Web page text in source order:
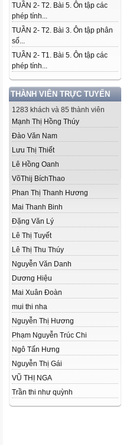
TUẦN 2- T2. Bài 5. Ôn tập các
phép tính...
TUẦN 2- T2. Bài 3. Ôn tập phân
số...
TUẦN 2- T1. Bài 5. Ôn tập các
phép tính...
THÀNH VIÊN TRỰC TUYẾN
1283 khách và 85 thành viên
Mạnh Thị Hồng Thúy
Đào Văn Nam
Lưu Thị Thiết
Lê Hồng Oanh
VõThij BíchThao
Phan Thị Thanh Hương
Mai Thanh Binh
Đặng Văn Lý
Lê Thị Tuyết
Lê Thị Thu Thúy
Nguyễn Văn Danh
Dương Hiệu
Mai Xuân Đoàn
mui thi nha
Nguyễn Thị Hương
Phạm Nguyễn Trúc Chi
Ngô Tấn Hưng
Nguyễn Thị Gái
VŨ THỊ NGA
Trần thi như quỳnh